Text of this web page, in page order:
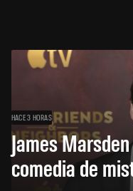
HACE 3 HORAS
James
comedia de